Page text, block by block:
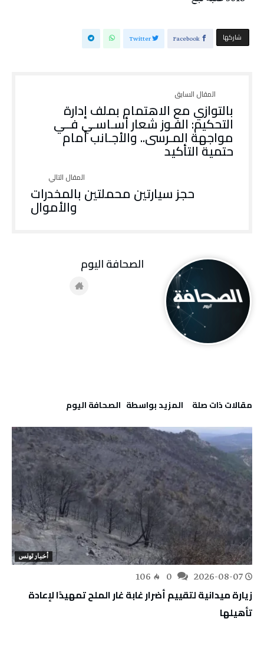
‫‫ شاركها‬ Facebook
Twitter
بالتوازي مع الاهتمام بملف إدارة
التحكيم: الفـوز شعار أسـاسـي فــي
مواجهة المـرسى.. والأجـانب أمام
حتمية التأكيد
حجز سيارتين محملتين بالمخدرات
والأموال
‫مقالات ذات صلة‬ ‫‫المزيد بواسطة‬ ‬ ‭ ‬الصحافة‭ ‬اليوم
أخبار تونس
2026-08-07
106
زيارة ميدانية لتقييم أضرار غابة غار الملح تمهيدًا لإعادة
تأهيلها